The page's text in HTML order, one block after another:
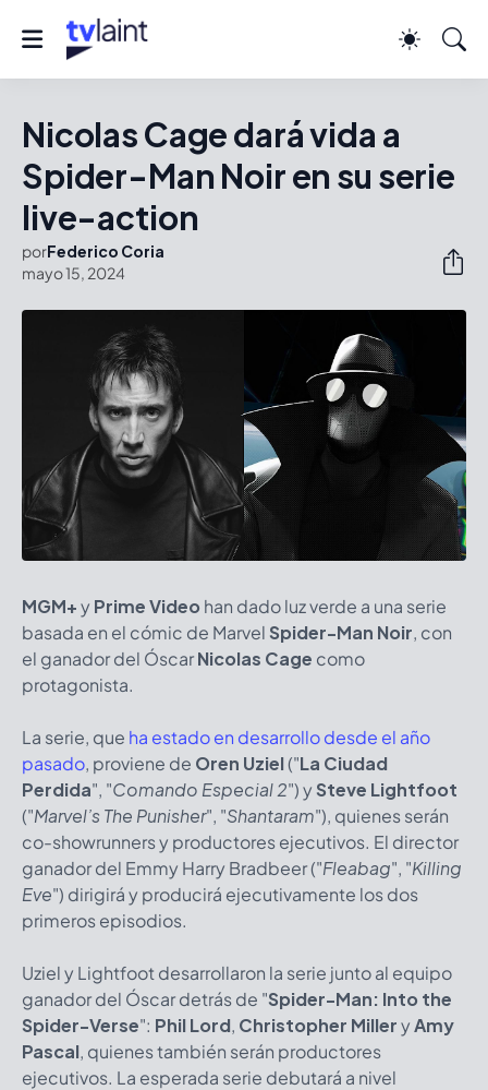
Nicolas Cage dará vida a
Spider-Man Noir en su serie
live-action
porFederico Coria
mayo 15, 2024
MGM+yPrime Video han dado luz verde a una serie
basada en el cómic de Marvel Spider-Man Noir, con
el ganador del ÓscarNicolas Cage como
protagonista.
La serie, que ha estado en desarrollo desde el año
pasado, proviene de Oren Uziel("La Ciudad
Perdida", "Comando Especial 2") ySteve Lightfoot
("Marvel’s The Punisher", "Shantaram"), quienes serán
co-showrunners y productores ejecutivos. El director
ganador del Emmy Harry Bradbeer ("Fleabag", "Killing
Eve") dirigirá y producirá ejecutivamente los dos
primeros episodios.
Uziel y Lightfoot desarrollaron la serie junto al equipo
ganador del Óscar detrás de "Spider-Man: Into the
Spider-Verse": Phil Lord, Christopher MilleryAmy
Pascal, quienes también serán productores
ejecutivos. La esperada serie debutará a nivel